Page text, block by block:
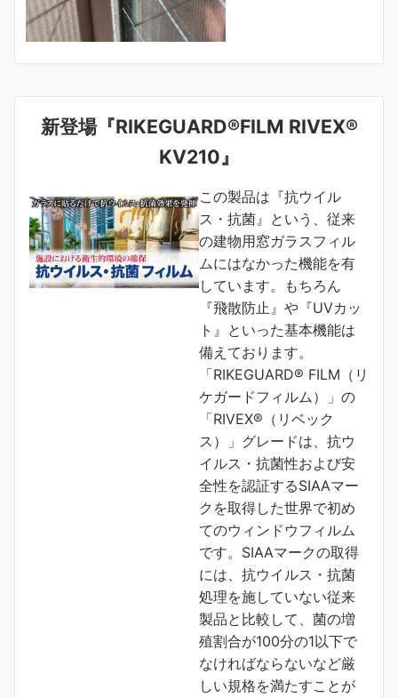
新登場『RIKEGUARD®FILM RIVEX®
KV210』
この製品は『抗ウイル
ス・抗菌』という、従来
の建物用窓ガラスフィル
ムにはなかった機能を有
しています。もちろん
『飛散防止』や『UVカッ
ト』といった基本機能は
備えております。
「RIKEGUARD® FILM（リ
ケガードフィルム）」の
「RIVEX®（リベック
ス）」グレードは、抗ウ
イルス・抗菌性および安
全性を認証するSIAAマー
クを取得した世界で初め
てのウィンドウフィルム
です。SIAAマークの取得
には、抗ウイルス・抗菌
処理を施していない従来
製品と比較して、菌の増
殖割合が100分の1以下で
なければならないなど厳
しい規格を満たすことが